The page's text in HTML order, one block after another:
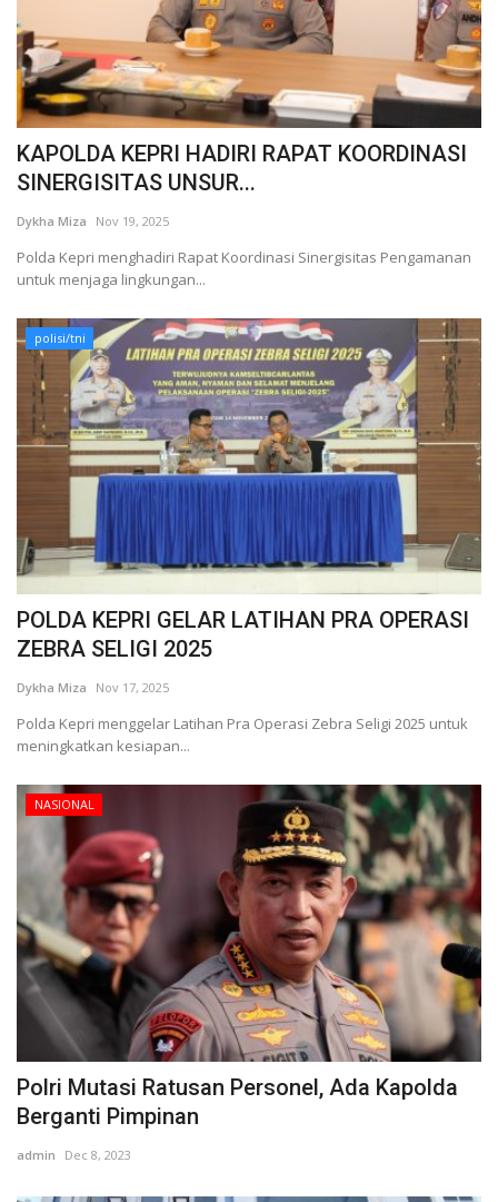
KAPOLDA KEPRI HADIRI RAPAT KOORDINASI
SINERGISITAS UNSUR...
Dykha Miza Nov 19, 2025
Polda Kepri menghadiri Rapat Koordinasi Sinergisitas Pengamanan
untuk menjaga lingkungan...
polisi/tni
POLDA KEPRI GELAR LATIHAN PRA OPERASI
ZEBRA SELIGI 2025
Dykha Miza Nov 17, 2025
Polda Kepri menggelar Latihan Pra Operasi Zebra Seligi 2025 untuk
meningkatkan kesiapan...
NASIONAL
Polri Mutasi Ratusan Personel, Ada Kapolda
Berganti Pimpinan
admin Dec 8, 2023